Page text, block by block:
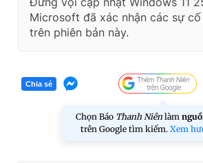
Microsoft đã xác nhận các sự
trên phiên bản này.
Chia sẻ
Chọn Báo Thanh Niên làm
trên Google tìm kiếm. Xem